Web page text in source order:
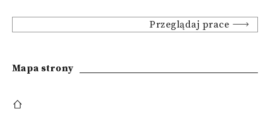
Przeglądaj prace
Mapa strony